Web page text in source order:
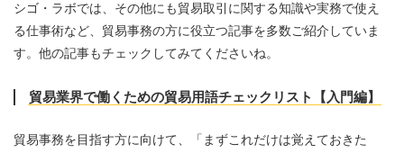
シゴ・ラボでは、その他にも貿易取引に関する知識や実務で使え
る仕事術など、貿易事務の方に役立つ記事を多数ご紹介していま
す。他の記事もチェックしてみてくださいね。
貿易業界で働くための貿易用語チェックリスト【入門編】
貿易事務を目指す方に向けて、「まずこれだけは覚えておきた